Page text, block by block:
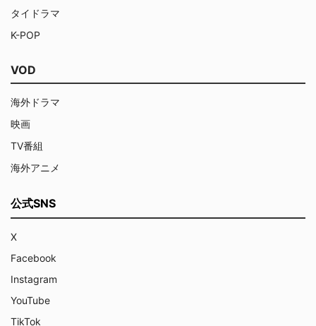
タイドラマ
K-POP
VOD
海外ドラマ
映画
TV番組
海外アニメ
公式SNS
X
Facebook
Instagram
YouTube
TikTok